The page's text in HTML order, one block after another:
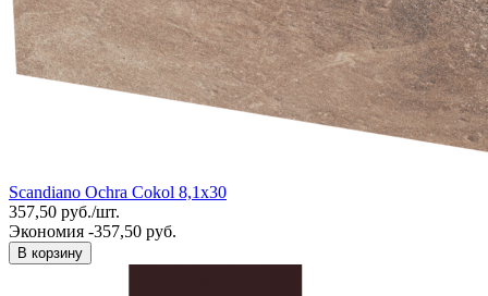
Scandiano Ochra Cokol 8,1x30
357,50 руб./шт.
Экономия -357,50 руб.
В корзину